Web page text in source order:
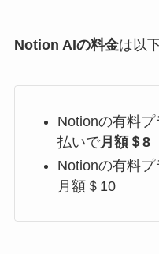
Notion AIの料金は以
Notionの有料
払いで月額＄8
Notionの有料プ
月額＄10